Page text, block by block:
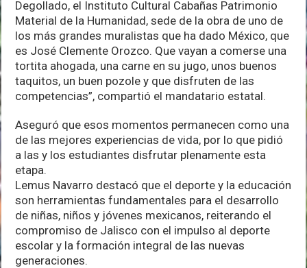
Degollado, el Instituto Cultural Cabañas Patrimonio
Material de la Humanidad, sede de la obra de uno de
los más grandes muralistas que ha dado México, que
es José Clemente Orozco. Que vayan a comerse una
tortita ahogada, una carne en su jugo, unos buenos
taquitos, un buen pozole y que disfruten de las
competencias”, compartió el mandatario estatal.
Aseguró que esos momentos permanecen como una
de las mejores experiencias de vida, por lo que pidió
a las y los estudiantes disfrutar plenamente esta
etapa.
Lemus Navarro destacó que el deporte y la educación
son herramientas fundamentales para el desarrollo
de niñas, niños y jóvenes mexicanos, reiterando el
compromiso de Jalisco con el impulso al deporte
escolar y la formación integral de las nuevas
generaciones.